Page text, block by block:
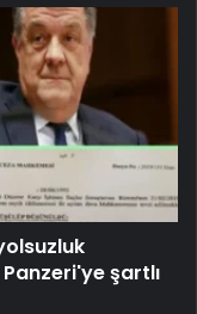
şartlı